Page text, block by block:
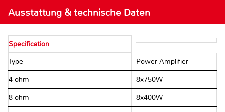
Ausstattung & technische Daten
Specification
Type Power Amplifier
4 ohm 8x750W
8 ohm 8x400W